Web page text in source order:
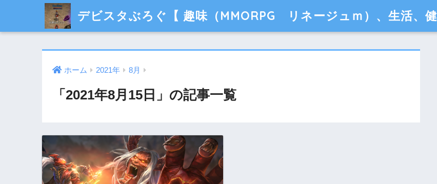
デビスタぶろぐ【 趣味（MMORPG リネージュｍ）、生活、健
ホーム 2021年 8月
「2021年8月15日」の記事一覧